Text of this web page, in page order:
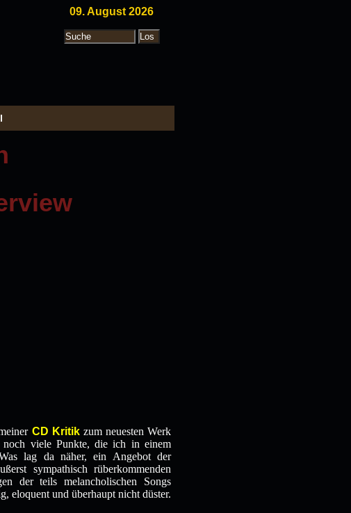
09. August 2026
CD Kritik zum neuesten Werk
noch viele Punkte, die ich in einem
lag da näher, ein Angebot der
sympathisch rüberkommenden
der teils melancholischen Songs
eloquent und überhaupt nicht düster.